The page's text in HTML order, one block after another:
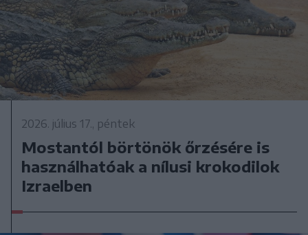
2026. július 17., péntek
Mostantól börtönök őrzésére is
használhatóak a nílusi krokodilok
Izraelben